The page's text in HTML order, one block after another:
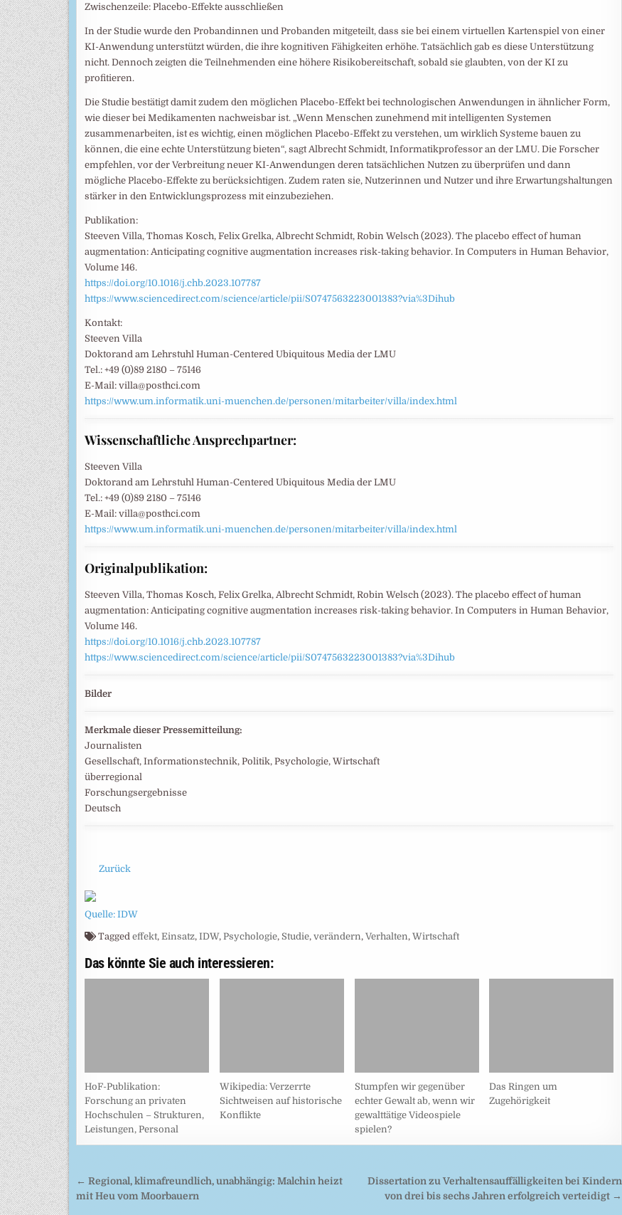
Zwischenzeile: Placebo-Effekte ausschließen
In der Studie wurde den Probandinnen und Probanden mitgeteilt, dass sie bei einem virtuellen Kartenspiel von einer
KI-Anwendung unterstützt würden, die ihre kognitiven Fähigkeiten erhöhe. Tatsächlich gab es diese Unterstützung
nicht. Dennoch zeigten die Teilnehmenden eine höhere Risikobereitschaft, sobald sie glaubten, von der KI zu
profitieren.
Die Studie bestätigt damit zudem den möglichen Placebo-Effekt bei technologischen Anwendungen in ähnlicher Form,
wie dieser bei Medikamenten nachweisbar ist. „Wenn Menschen zunehmend mit intelligenten Systemen
zusammenarbeiten, ist es wichtig, einen möglichen Placebo-Effekt zu verstehen, um wirklich Systeme bauen zu
können, die eine echte Unterstützung bieten“, sagt Albrecht Schmidt, Informatikprofessor an der LMU. Die Forscher
empfehlen, vor der Verbreitung neuer KI-Anwendungen deren tatsächlichen Nutzen zu überprüfen und dann
mögliche Placebo-Effekte zu berücksichtigen. Zudem raten sie, Nutzerinnen und Nutzer und ihre Erwartungshaltungen
stärker in den Entwicklungsprozess mit einzubeziehen.
Publikation:
Steeven Villa, Thomas Kosch, Felix Grelka, Albrecht Schmidt, Robin Welsch (2023). The placebo effect of human
augmentation: Anticipating cognitive augmentation increases risk-taking behavior. In Computers in Human Behavior,
Volume 146.
https://doi.org/10.1016/j.chb.2023.107787
https://www.sciencedirect.com/science/article/pii/S0747563223001383?via%3Dihub
Kontakt:
Steeven Villa
Doktorand am Lehrstuhl Human-Centered Ubiquitous Media der LMU
Tel.: +49 (0)89 2180 – 75146
E-Mail: villa@posthci.com
https://www.um.informatik.uni-muenchen.de/personen/mitarbeiter/villa/index.html
Wissenschaftliche Ansprechpartner:
Steeven Villa
Doktorand am Lehrstuhl Human-Centered Ubiquitous Media der LMU
Tel.: +49 (0)89 2180 – 75146
E-Mail: villa@posthci.com
https://www.um.informatik.uni-muenchen.de/personen/mitarbeiter/villa/index.html
Originalpublikation:
Steeven Villa, Thomas Kosch, Felix Grelka, Albrecht Schmidt, Robin Welsch (2023). The placebo effect of human
augmentation: Anticipating cognitive augmentation increases risk-taking behavior. In Computers in Human Behavior,
Volume 146.
https://doi.org/10.1016/j.chb.2023.107787
https://www.sciencedirect.com/science/article/pii/S0747563223001383?via%3Dihub
Bilder
Merkmale dieser Pressemitteilung:
Journalisten
Gesellschaft, Informationstechnik, Politik, Psychologie, Wirtschaft
überregional
Forschungsergebnisse
Deutsch
Zurück
Quelle: IDW
Tagged effekt, Einsatz, IDW, Psychologie, Studie, verändern, Verhalten, Wirtschaft
Das könnte Sie auch interessieren:
HoF-Publikation:
Forschung an privaten
Hochschulen – Strukturen,
Leistungen, Personal
Wikipedia: Verzerrte
Sichtweisen auf historische
Konflikte
Stumpfen wir gegenüber
echter Gewalt ab, wenn wir
gewalttätige Videospiele
spielen?
Das Ringen um
Zugehörigkeit
Beitragsnavigation
Dissertation zu Verhaltensauffälligkeiten bei Kindern
von drei bis sechs Jahren erfolgreich verteidigt →
← Regional, klimafreundlich, unabhängig: Malchin heizt
mit Heu vom Moorbauern